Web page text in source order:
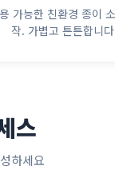
가능한 친환경 종이
작. 가볍고 튼튼합니
스
하세요